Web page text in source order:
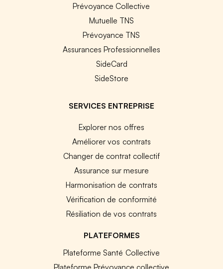
Prévoyance Collective
Mutuelle TNS
Prévoyance TNS
Assurances Professionnelles
SideCard
SideStore
SERVICES ENTREPRISE
Explorer nos offres
Améliorer vos contrats
Changer de contrat collectif
Assurance sur mesure
Harmonisation de contrats
Vérification de conformité
Résiliation de vos contrats
PLATEFORMES
Plateforme Santé Collective
Plateforme Prévoyance collective